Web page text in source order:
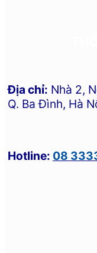
Địa chỉ: Nhà 2,
Q. Ba Đình, Hà
Hotline: 08